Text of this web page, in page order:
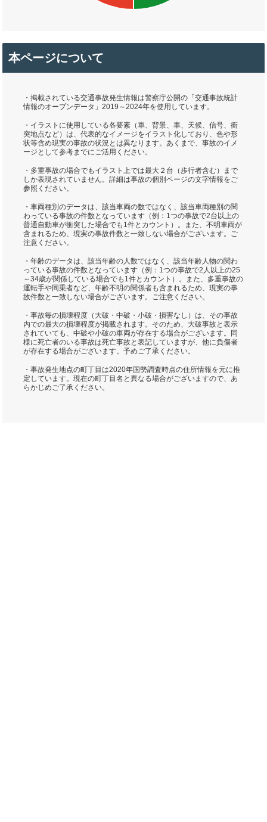
本ページについて
・掲載されている交通事故発生情報は警察庁公開の「交通事故統計
情報のオープンデータ」2019～2024年を使用しています。
・イラストに使用している各要素（車、背景、車、天候、信号、衝
突地点など）は、代表的なイメージをイラスト化しており、色や形
状等含め現実の事故の状況とは異なります。あくまで、事故のイメ
ージとして参考までにご活用ください。
・多重事故の場合でもイラスト上では最大２台（歩行者含む）まで
しか表現されていません。詳細は事故の個別ページの文字情報をご
参照ください。
・車両種別のデータは、該当車両の数ではなく、該当車両種別の関
わっている事故の件数となっています（例：1つの事故で2台以上の
普通自動車が衝突した場合でも1件とカウント）。また、不明車両が
含まれるため、現実の事故件数と一致しない場合がございます。ご
注意ください。
・年齢のデータは、該当年齢の人数ではなく、該当年齢人物の関わ
っている事故の件数となっています（例：1つの事故で2人以上の25
～34歳が関係している場合でも1件とカウント）。また、多重事故の
運転手や同乗者など、年齢不明の関係者も含まれるため、現実の事
故件数と一致しない場合がございます。ご注意ください。
・事故毎の損壊程度（大破・中破・小破・損害なし）は、その事故
内での最大の損壊程度が掲載されます。そのため、大破事故と表示
されていても、中破や小破の車両が存在する場合がございます。同
様に死亡者のいる事故は死亡事故と表記していますが、他に負傷者
が存在する場合がございます。予めご了承ください。
・事故発生地点の町丁目は2020年国勢調査時点の住所情報を元に推
定しています。現在の町丁目名と異なる場合がございますので、あ
らかじめご了承ください。